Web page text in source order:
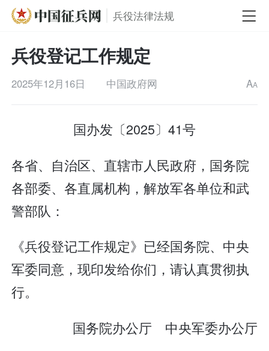
兵役法律法规
兵役登记工作规定
2025年12月16日 中国政府网 AA
国办发〔2025〕41号
各省、自治区、直辖市人民政府，国务院
各部委、各直属机构，解放军各单位和武
警部队：
《兵役登记工作规定》已经国务院、中央
军委同意，现印发给你们，请认真贯彻执
行。
国务院办公厅 中央军委办公厅